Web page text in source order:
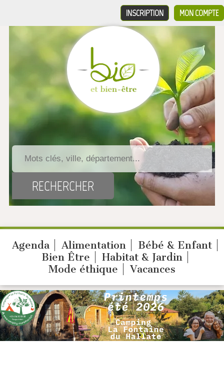
MON COMPTE
INSCRIPTION
Agenda Alimentation
Bébé & Enfant
Bien Être
Habitat & Jardin
Mode éthique
Vacances